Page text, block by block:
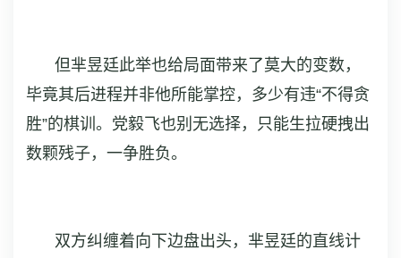
但芈昱廷此举也给局面带来了莫大的变数，
毕竟其后进程并非他所能掌控，多少有违“不得贪
胜”的棋训。党毅飞也别无选择，只能生拉硬拽出
数颗残子，一争胜负。
双方纠缠着向下边盘出头，芈昱廷的直线计